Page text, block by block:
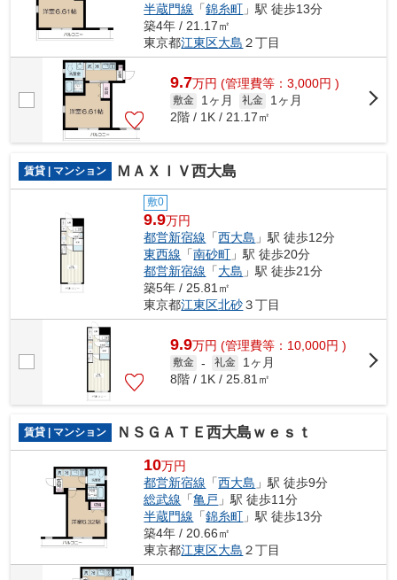
半蔵門線 「錦糸町 」駅 徒歩13分
築4年 / 21.17㎡
東京都江東区大島 ２丁目
9.7万円 (管理費等：3,000円 )
敷金 1ヶ月 礼金
1ヶ月
2階 / 1K / 21.17㎡
賃貸 | マンション ＭＡＸＩＶ西大島
敷0
9.9万円
都営新宿線 「西大島 」駅 徒歩12分
東西線 「南砂町 」駅 徒歩20分
都営新宿線 「大島 」駅 徒歩21分
築5年 / 25.81㎡
東京都江東区北砂３丁目
9.9万円 (管理費等：10,000円 )
敷金 - 礼金
1ヶ月
8階 / 1K / 25.81㎡
賃貸 | マンション ＮＳＧＡＴＥ西大島ｗｅｓｔ
10万円
都営新宿線 「西大島 」駅 徒歩9分
総武線 「亀戸 」駅 徒歩11分
半蔵門線 「錦糸町 」駅 徒歩13分
築4年 / 20.66㎡
東京都江東区大島 ２丁目